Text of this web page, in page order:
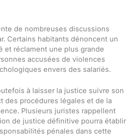
de nombreuses discussions
Certains habitants dénoncent un
et réclament une plus grande
accusées de violences
envers des salariés.
à laisser la justice suivre son
des procédures légales et de la
Plusieurs juristes rappellent
de justice définitive pourra établir
pénales dans cette